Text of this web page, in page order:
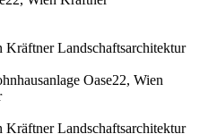
Kräftner Landschaftsarchitektur
Oase22, Wien
Kräftner Landschaftsarchitektur